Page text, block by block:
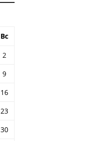
Вс
2
9
16
23
30